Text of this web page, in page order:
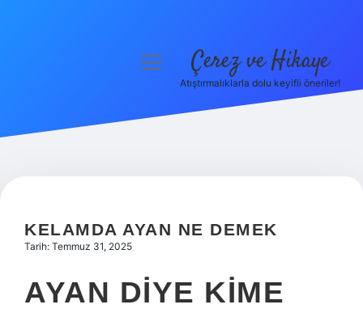
Hakkımızda
menüyü Çerez ve Hikaye
Atıştırmalıklarla dolu keyifli öneriler!
KELAMDA AYAN NE DEMEK
Tarih: Temmuz 31, 2025
AYAN DIYE KIME